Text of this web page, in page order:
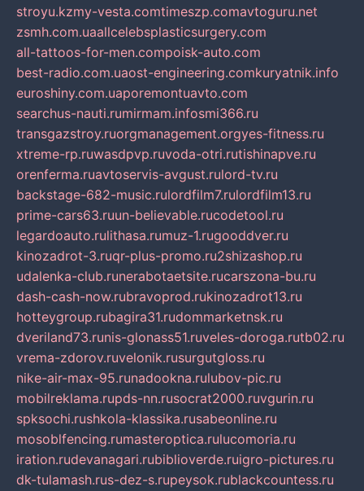
stroyu.kzmy-vesta.comtimeszp.comavtoguru.net
zsmh.com.uaallcelebsplasticsurgery.com
all-tattoos-for-men.compoisk-auto.com
best-radio.com.uaost-engineering.comkuryatnik.info
euroshiny.com.uaporemontuavto.com
searchus-nauti.rumirmam.infosmi366.ru
transgazstroy.ruorgmanagement.orgyes-fitness.ru
xtreme-rp.ruwasdpvp.ruvoda-otri.rutishinapve.ru
orenferma.ruavtoservis-avgust.rulord-tv.ru
backstage-682-music.rulordfilm7.rulordfilm13.ru
prime-cars63.ruun-believable.rucodetool.ru
legardoauto.rulithasa.rumuz-1.rugooddver.ru
kinozadrot-3.ruqr-plus-promo.ru2shizashop.ru
udalenka-club.runerabotaetsite.rucarszona-bu.ru
dash-cash-now.rubravoprod.rukinozadrot13.ru
hotteygroup.rubagira31.rudommarketnsk.ru
dveriland73.runis-glonass51.ruveles-doroga.rutb02.ru
vrema-zdorov.ruvelonik.rusurgutgloss.ru
nike-air-max-95.runadookna.rulubov-pic.ru
mobilreklama.rupds-nn.rusocrat2000.ruvgurin.ru
spksochi.rushkola-klassika.rusabeonline.ru
mosoblfencing.rumasteroptica.rulucomoria.ru
iration.rudevanagari.rubiblioverde.ruigro-pictures.ru
dk-tulamash.rus-dez-s.rupeysok.rublackcountess.ru